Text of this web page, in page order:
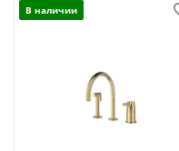
В наличии